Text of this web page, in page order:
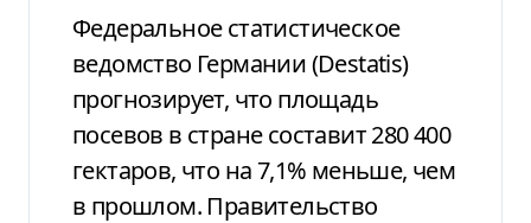
Федеральное статистическое
ведомство Германии (Destatis)
прогнозирует, что площадь
посевов в стране составит 280 400
гектаров, что на 7,1% меньше, чем
в прошлом. Правительство